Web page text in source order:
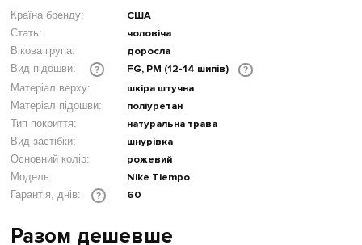
Країна бренду: США
Стать: чоловіча
Вікова група: доросла
Вид підошви: ? FG, PM (12-14 шипів) ?
Матеріал верху: шкіра штучна
Матеріал підошви: поліуретан
Тип покриття: натуральна трава
Вид застібки: шнурівка
Основний колір: рожевий
Модель: Nike Tiempo
Гарантія, днів: ? 60
Разом дешевше